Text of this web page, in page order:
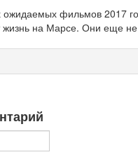
фильмов 2017
жизнь на Марсе. Они еще